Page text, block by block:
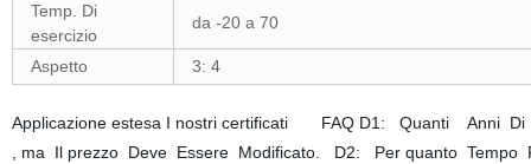
Temp. Di
esercizio
da -20 a 70
Aspetto 3: 4
Applicazione estesa I nostri certificati FAQ D1: Quanti Anni
, ma Il prezzo Deve Essere Modificato. D2: Per quanto